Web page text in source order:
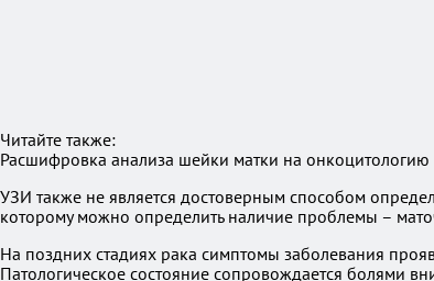
Читайте также:
Расшифровка анализа шейки матки на онкоцитологию
УЗИ также не является достоверным способом
которому можно определить наличие проблемы –
На поздних стадиях рака симптомы заболевания
Патологическое состояние сопровождается болями